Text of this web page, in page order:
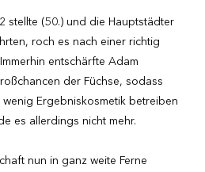
stellte (50.) und die Hauptstädter
roch es nach einer richtig
entschärfte Adam
der Füchse, sodass
Ergebniskosmetik betreiben
es allerdings nicht mehr.
nun in ganz weite Ferne